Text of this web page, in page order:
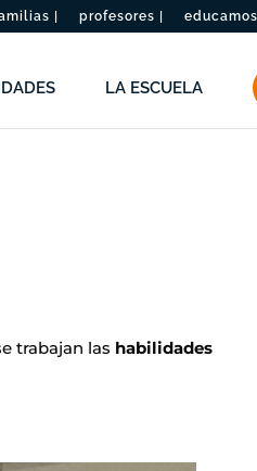
| profesores | educamos
LA ESCUELA
trabajan las habilidades